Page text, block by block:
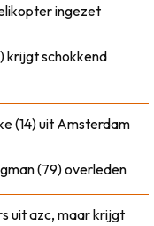
ingezet
krijgt schokkend
(14) uit Amsterdam
(79) overleden
uit azc, maar krijgt